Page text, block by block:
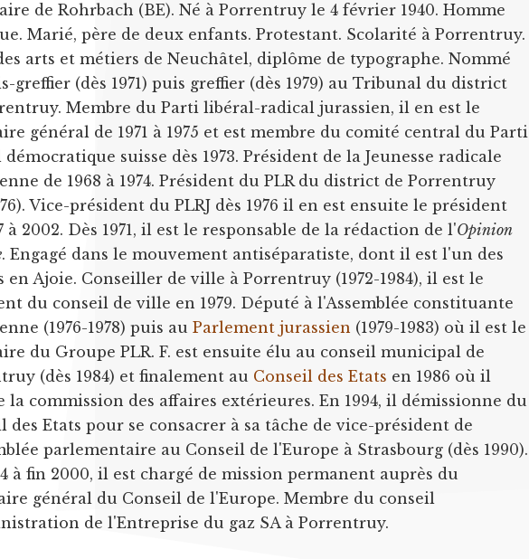
de Rohrbach (BE). Né à Porrentruy le 4 février 1940. Homme
Marié, père de deux enfants. Protestant. Scolarité à Porrentruy.
arts et métiers de Neuchâtel, diplôme de typographe. Nommé
greffier (dès 1971) puis greffier (dès 1979) au Tribunal du district
Membre du Parti libéral-radical jurassien, il en est le
général de 1971 à 1975 et est membre du comité central du Parti
suisse dès 1973. Président de la Jeunesse radicale
de 1968 à 1974. Président du PLR du district de Porrentruy
Vice-président du PLRJ dès 1976 il en est ensuite le président
à 2002. Dès 1971, il est le responsable de la rédaction de l'Opinion
. Engagé dans le mouvement antiséparatiste, dont il est l'un des
en Ajoie. Conseiller de ville à Porrentruy (1972-1984), il est le
du conseil de ville en 1979. Député à l'Assemblée constituante
(1976-1978) puis auParlement jurassien (1979-1983) où il est le
du Groupe PLR. F. est ensuite élu au conseil municipal de
(dès 1984) et finalement au Conseil des Etats en 1986 où il
la commission des affaires extérieures. En 1994, il démissionne du
des Etats pour se consacrer à sa tâche de vice-président de
parlementaire au Conseil de l'Europe à Strasbourg (dès 1990).
à fin 2000, il est chargé de mission permanent auprès du
général du Conseil de l'Europe. Membre du conseil
de l'Entreprise du gaz SA à Porrentruy.